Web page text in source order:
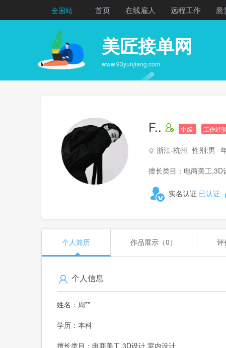
全国站 首页 在线雇人 远程工作 悬
美匠接单网
www.93yunjiang.com
F.. 中级 工作经
浙江-杭州 性别:男
擅长类目：电商美工,3D
实名认证 已认证
个人简历 作品展示（0） 评
个人信息
姓名：周**
学历：本科
擅长类目：电商美工,3D设计,室内设计